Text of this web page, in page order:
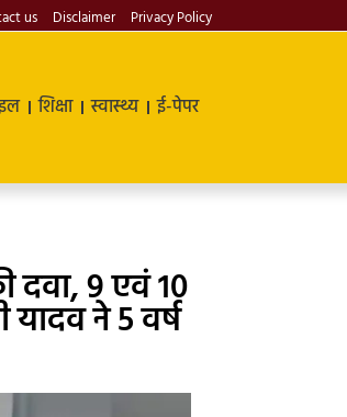
us Disclaimer Privacy Policy
शिक्षा स्वास्थ्य ई-पेपर
दवा, 9 एवं 10
ने 5 वर्ष